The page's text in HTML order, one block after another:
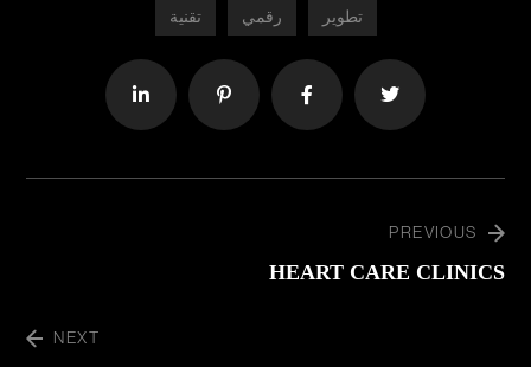
تطوير رقمي تقنية
PREVIOUS
HEART CARE CLINICS
NEXT